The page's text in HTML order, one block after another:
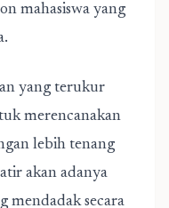
mahasiswa yang
yang terukur
merencanakan
lebih tenang
akan adanya
mendadak secara